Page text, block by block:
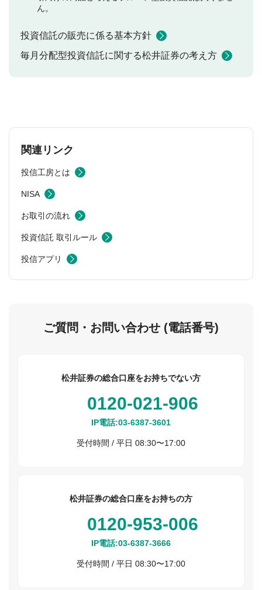
ん。
投資信託の販売に係る基本方針
毎月分配型投資信託に関する松井証券の考え方
関連リンク
投信工房とは
NISA
お取引の流れ
投資信託 取引ルール
投信アプリ
ご質問・お問い合わせ (電話番号)
松井証券の総合口座をお持ちでない方
0120-021-906
IP電話:03-6387-3601
受付時間 / 平日 08:30〜17:00
松井証券の総合口座をお持ちの方
0120-953-006
IP電話:03-6387-3666
受付時間 / 平日 08:30〜17:00